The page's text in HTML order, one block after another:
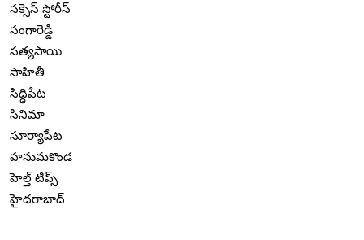
సక్సెస్ స్టోరీస్
సంగారెడ్డి
సత్యసాయి
సాహితీ
సిద్ధిపేట
సినిమా
సూర్యాపేట
హనుమకొండ
హెల్త్ టిప్స్
హైదరాబాద్